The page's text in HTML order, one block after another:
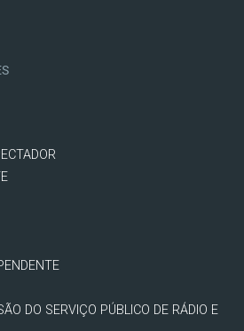
DO SERVIÇO PÚBLICO DE RÁDIO E